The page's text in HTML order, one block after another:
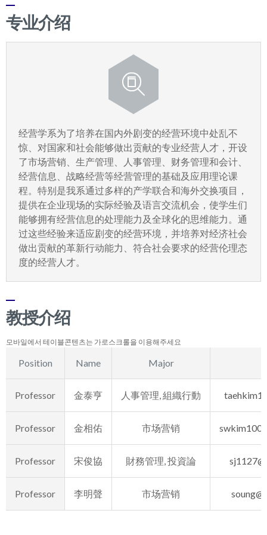
专业介绍
经营学系为了培养在国内外剧变的经营环境中处乱不
惊、对国家和社会能够做出贡献的专业经营人才，开设
了市场营销、生产管理、人事管理、财务管理和会计、
经营信息、战略经营等经营管理的基础及应用理论课
程。特别是我系通过多样的产学联合和海外交换项目，
提供在企业现场的实际经验及语言交流机会，使学生们
能够拥有经营信息的处理能力及全球化的思维能力。通
过这些经验来适应剧变的经营环境，并培养对经济社会
做出贡献的革新行动能力、符合社会要求的经营伦理态
度的经营人才。
教授介绍
Position Name Major
Professor 金泰亨 人事管理, 組織行動
Professor 金相佑 市场营销
Professor 宋俊協 財務管理, 投資論
Professor 李明聲 市场营销